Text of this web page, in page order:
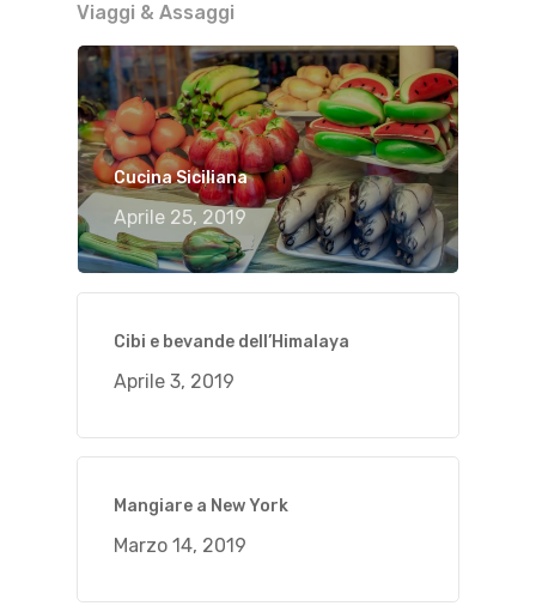
Viaggi & Assaggi
Cucina Siciliana
Aprile 25, 2019
Cibi e bevande dell’Himalaya
Aprile 3, 2019
Mangiare a New York
Marzo 14, 2019